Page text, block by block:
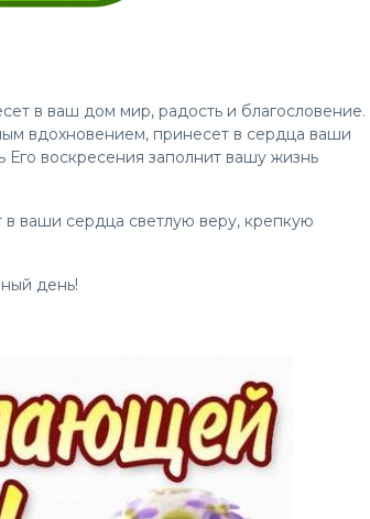
в ваш дом мир, радость и благословение.
вдохновением, принесет в сердца ваши
воскресения заполнит вашу жизнь
ваши сердца светлую веру, крепкую
день!